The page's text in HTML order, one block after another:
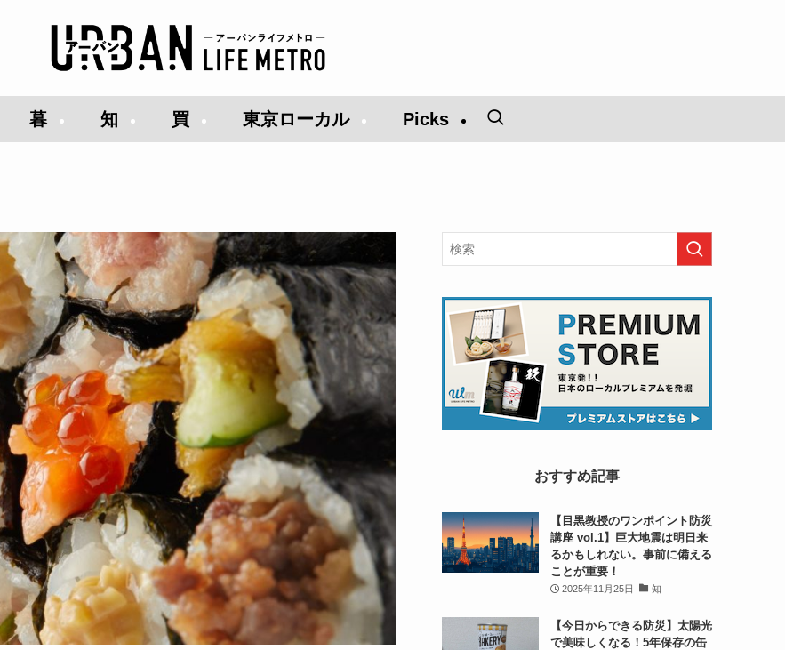
暮 知 買 東京ローカル Picks
おすすめ記事
【目黒教授のワンポイント防災
講座 vol.1】巨大地震は明日来
るかもしれない。事前に備える
ことが重要！
2025年11月25日 知
【今日からできる防災】太陽光
で美味しくなる！5年保存の缶